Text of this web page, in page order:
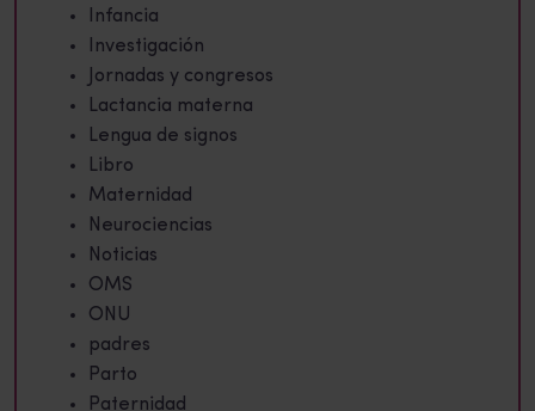
Infancia
Investigación
Jornadas y congresos
Lactancia materna
Lengua de signos
Libro
Maternidad
Neurociencias
Noticias
OMS
ONU
padres
Parto
Paternidad